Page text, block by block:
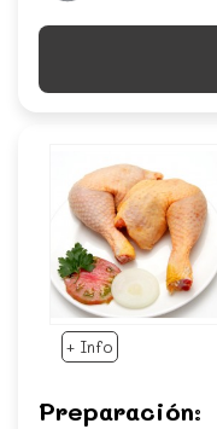
+ Info
Preparación: